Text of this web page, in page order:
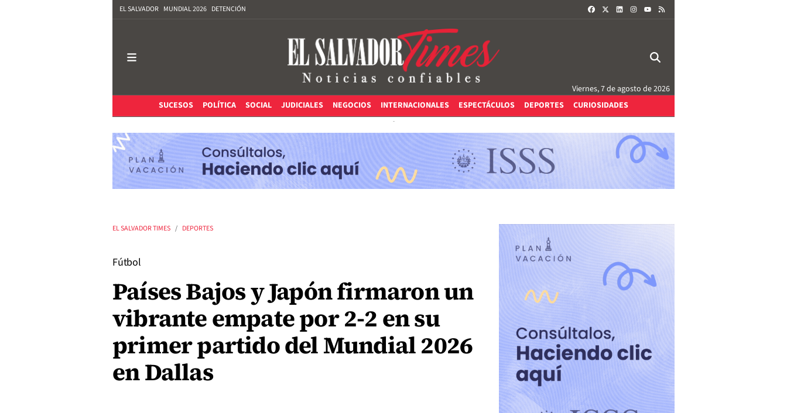
EL SALVADOR MUNDIAL 2026 DETENCIÓN FACEBOOKLINKEDININSTAGRAM
Viernes, 7 de agosto de 2026
SUCESOS
POLÍTICA SOCIAL JUDICIALES NEGOCIOS INTERNACIONALES ESPECTÁCULOS DEPORTES CURIOSIDADES
EL SALVADOR TIMES DEPORTES
Fútbol
Países Bajos y Japón firmaron un
vibrante empate por 2-2 en su
primer partido del Mundial 2026
en Dallas